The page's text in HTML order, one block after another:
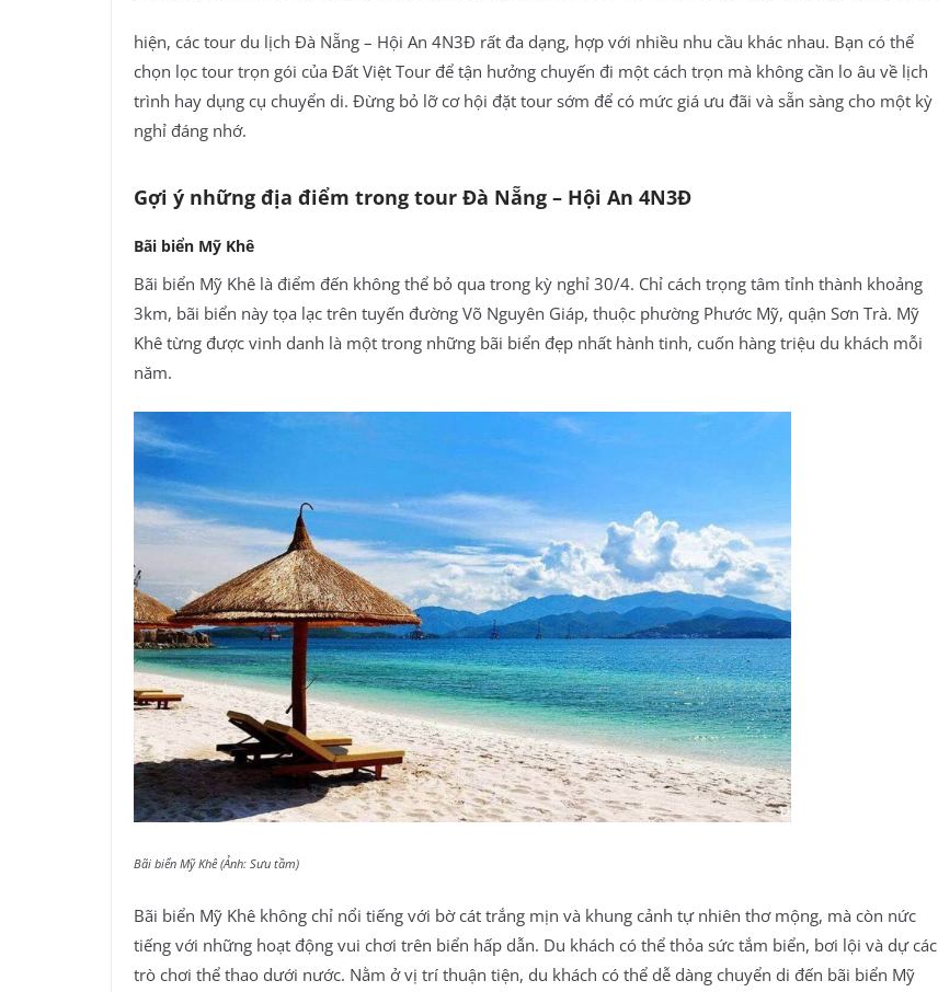
hiện, các tour du lịch Đà Nẵng – Hội An 4N3Đ rất đa dạng, hợp với nhiều nhu cầu khác nhau. Bạn có thể
chọn lọc tour trọn gói của Đất Việt Tour để tận hưởng chuyến đi một cách trọn mà không cần lo âu về lịch
trình hay dụng cụ chuyển di. Đừng bỏ lỡ cơ hội đặt tour sớm để có mức giá ưu đãi và sẵn sàng cho một kỳ
nghỉ đáng nhớ.
Gợi ý những địa điểm trong tour Đà Nẵng – Hội An 4N3Đ
Bãi biển Mỹ Khê
Bãi biển Mỹ Khê là điểm đến không thể bỏ qua trong kỳ nghỉ 30/4. Chỉ cách trọng tâm tỉnh thành khoảng
3km, bãi biển này tọa lạc trên tuyến đường Võ Nguyên Giáp, thuộc phường Phước Mỹ, quận Sơn Trà. Mỹ
Khê từng được vinh danh là một trong những bãi biển đẹp nhất hành tinh, cuốn hàng triệu du khách mỗi
năm.
Bãi biển Mỹ Khê (Ảnh: Sưu tầm)
Bãi biển Mỹ Khê không chỉ nổi tiếng với bờ cát trắng mịn và khung cảnh tự nhiên thơ mộng, mà còn nức
tiếng với những hoạt động vui chơi trên biển hấp dẫn. Du khách có thể thỏa sức tắm biển, bơi lội và dự các
trò chơi thể thao dưới nước. Nằm ở vị trí thuận tiện, du khách có thể dễ dàng chuyển di đến bãi biển Mỹ